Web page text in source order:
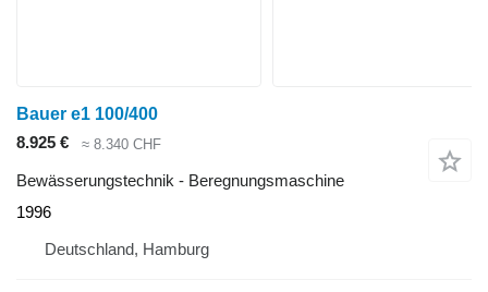
Bauer e1 100/400
8.925 €
≈ 8.340 CHF
Bewässerungstechnik - Beregnungsmaschine
1996
Deutschland, Hamburg